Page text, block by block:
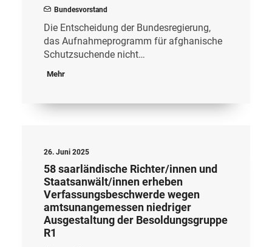
Bundesvorstand
Die Entscheidung der Bundesregierung,
das Aufnahmeprogramm für afghanische
Schutzsuchende nicht…
Mehr
26. Juni 2025
58 saarländische Richter/innen und
Staatsanwält/innen erheben
Verfassungsbeschwerde wegen
amtsunangemessen niedriger
Ausgestaltung der Besoldungsgruppe
R1